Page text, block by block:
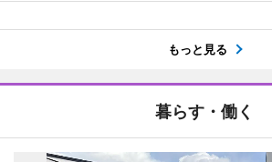
もっと見る
暮らす・働く